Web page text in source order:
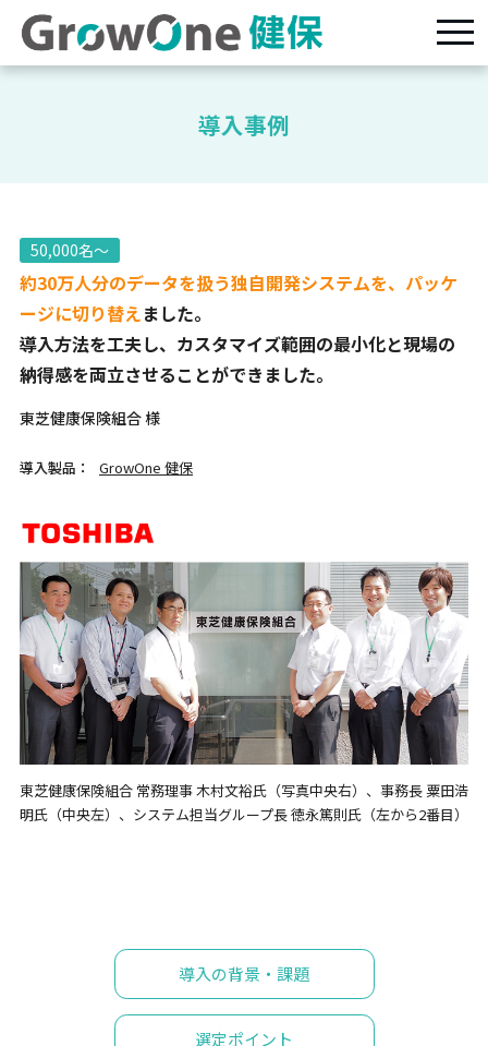
導入事例
東芝健康保険組合 常務理事 木村文裕氏（写真中央右）、事務長 粟田浩
明氏（中央左）、システム担当グループ長 徳永篤則氏（左から2番目）
50,000名～
約30万人分のデータを扱う独自開発システムを、パッケ
ージに切り替えました。
導入方法を工夫し、カスタマイズ範囲の最小化と現場の
納得感を両立させることができました。
東芝健康保険組合 様
導入製品： GrowOne 健保
導入の背景・課題
選定ポイント